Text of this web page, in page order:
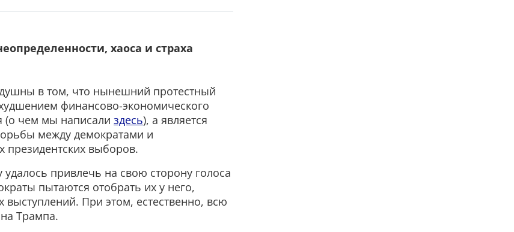
хаоса и страха
в том, что нынешний протестный
финансово-экономического
(о чем мы написали здесь), а является
между демократами и
президентских выборов.
привлечь на свою сторону голоса
пытаются отобрать их у него,
выступлений. При этом, естественно, всю
Трампа.